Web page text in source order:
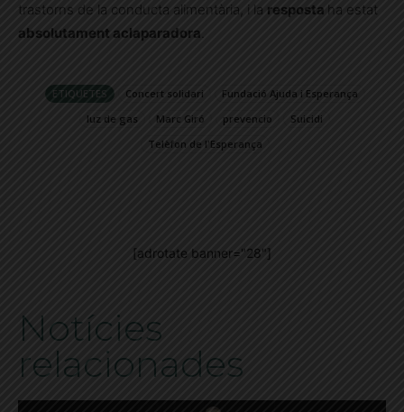
trastorns de la conducta alimentària, i la resposta ha estat
absolutament aclaparadora.
ETIQUETES Concert solidari
Fundació Ajuda i Esperança
luz de gas
Marc Giró prevencio
Suicidi
Telèfon de l'Esperança
[adrotate banner="28"]
Notícies
relacionades